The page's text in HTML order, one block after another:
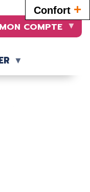
Confort +
MON COMPTE